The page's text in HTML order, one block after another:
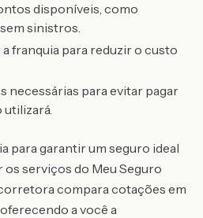
disponíveis, como
sinistros.
franquia para reduzir o custo
necessárias para evitar pagar
utilizará.
para garantir um seguro ideal
os serviços do Meu Seguro
compara cotações em
a você a